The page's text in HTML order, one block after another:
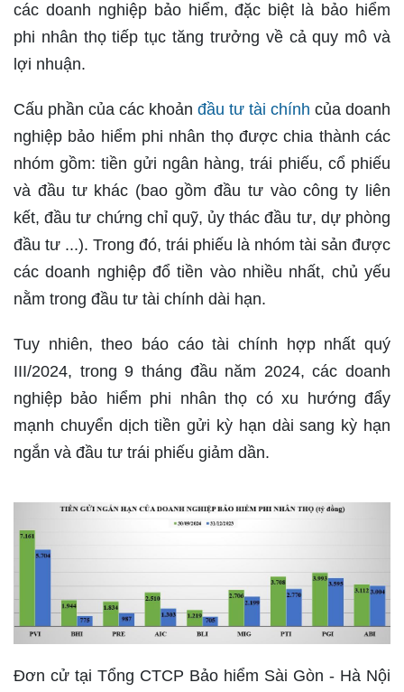
các doanh nghiệp bảo hiểm, đặc biệt là bảo hiểm
phi nhân thọ tiếp tục tăng trưởng về cả quy mô và
lợi nhuận.
Cấu phần của các khoản đầu tư tài chính của doanh
nghiệp bảo hiểm phi nhân thọ được chia thành các
nhóm gồm: tiền gửi ngân hàng, trái phiếu, cổ phiếu
và đầu tư khác (bao gồm đầu tư vào công ty liên
kết, đầu tư chứng chỉ quỹ, ủy thác đầu tư, dự phòng
đầu tư ...). Trong đó, trái phiếu là nhóm tài sản được
các doanh nghiệp đổ tiền vào nhiều nhất, chủ yếu
nằm trong đầu tư tài chính dài hạn.
Tuy nhiên, theo báo cáo tài chính hợp nhất quý
III/2024, trong 9 tháng đầu năm 2024, các doanh
nghiệp bảo hiểm phi nhân thọ có xu hướng đẩy
mạnh chuyển dịch tiền gửi kỳ hạn dài sang kỳ hạn
ngắn và đầu tư trái phiếu giảm dần.
Đơn cử tại Tổng CTCP Bảo hiểm Sài Gòn - Hà Nội